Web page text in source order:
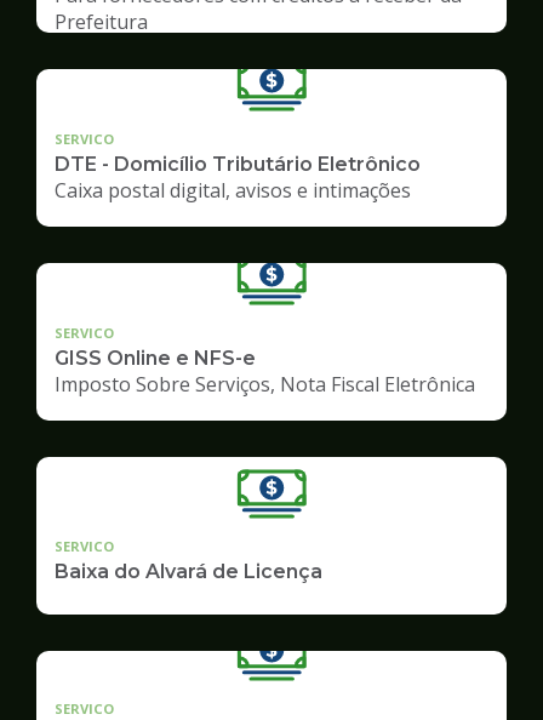
Prefeitura
SERVICO
DTE - Domicílio Tributário Eletrônico
Caixa postal digital, avisos e intimações
SERVICO
GISS Online e NFS-e
Imposto Sobre Serviços, Nota Fiscal Eletrônica
SERVICO
Baixa do Alvará de Licença
SERVICO